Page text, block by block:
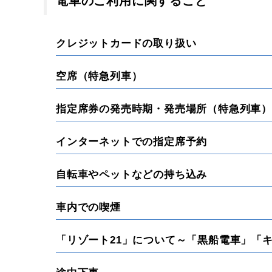
クレジットカードの取り扱い
空席（特急列車）
指定席券の発売時期・発売場所（特急列車）
インターネットでの指定席予約
自転車やペットなどの持ち込み
車内での喫煙
「リゾート21」について～「黒船電車」「